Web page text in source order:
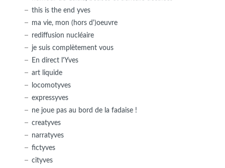
this is the end yves
ma vie, mon (hors d')oeuvre
rediffusion nucléaire
je suis complètement vous
En direct l'Yves
art liquide
locomotyves
expressyves
ne joue pas au bord de la fadaise !
creatyves
narratyves
fictyves
cityves